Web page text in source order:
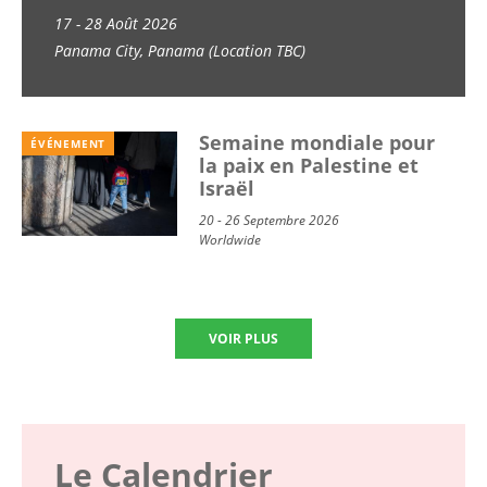
Economy of Life (GEM
School) 2026
17 - 28 Août 2026
Panama City, Panama (Location TBC)
ÉVÉNEMENT
Semaine mondiale pour
la paix en Palestine et
Israël
20 - 26 Septembre 2026
Worldwide
VOIR PLUS
Le Calendrier